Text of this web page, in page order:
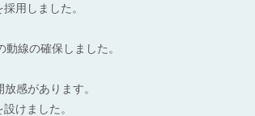
用しました。
線の確保しました。
感があります。
けました。